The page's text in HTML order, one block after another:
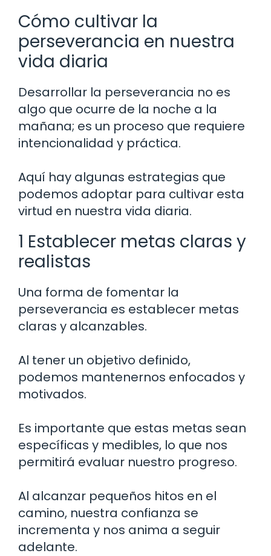
Cómo cultivar la
perseverancia en nuestra
vida diaria
Desarrollar la perseverancia no es
algo que ocurre de la noche a la
mañana; es un proceso que requiere
intencionalidad y práctica.
Aquí hay algunas estrategias que
podemos adoptar para cultivar esta
virtud en nuestra vida diaria.
1 Establecer metas claras y
realistas
Una forma de fomentar la
perseverancia es establecer metas
claras y alcanzables.
Al tener un objetivo definido,
podemos mantenernos enfocados y
motivados.
Es importante que estas metas sean
específicas y medibles, lo que nos
permitirá evaluar nuestro progreso.
Al alcanzar pequeños hitos en el
camino, nuestra confianza se
incrementa y nos anima a seguir
adelante.